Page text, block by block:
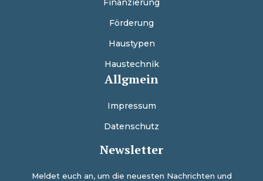
Finanzierung
Förderung
Haustypen
Haustechnik
Allgmein
Impressum
Datenschutz
Newsletter
Meldet euch an, um die neuesten Nachrichten und